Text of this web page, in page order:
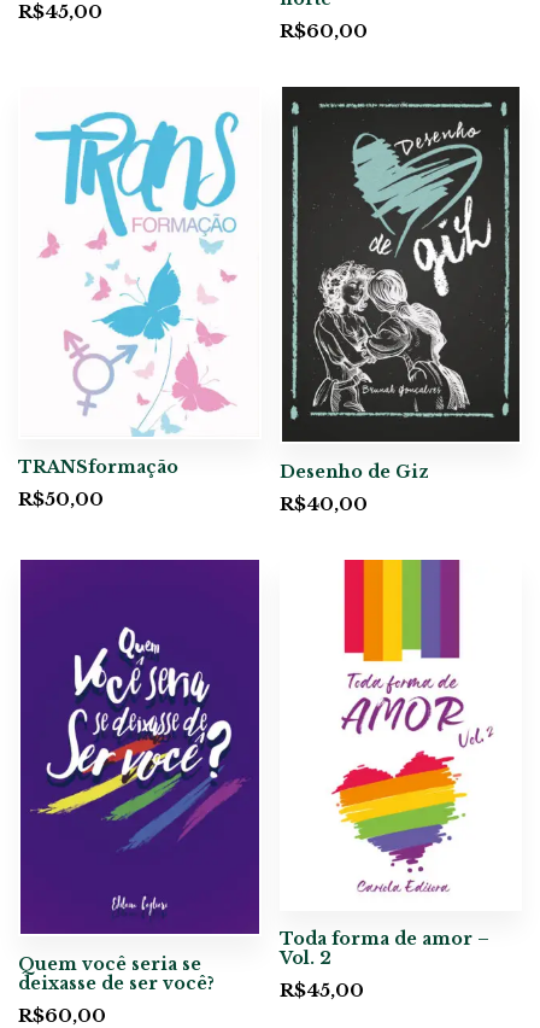
R$45,00
R$60,00
TRANSformação
R$50,00
Desenho de Giz
R$40,00
Quem você seria se
deixasse de ser você?
R$60,00
Toda forma de amor –
Vol. 2
R$45,00